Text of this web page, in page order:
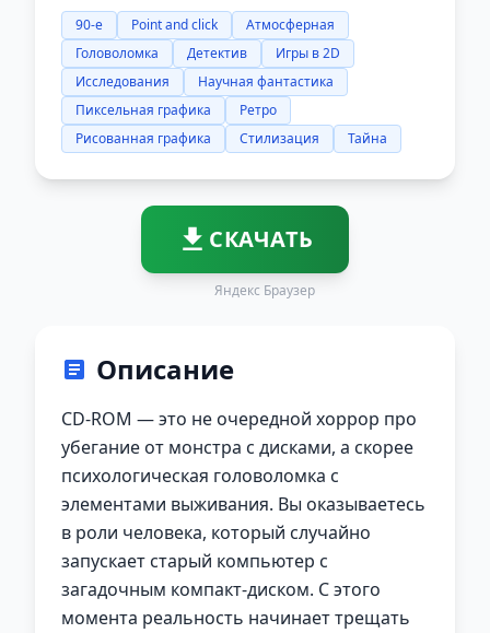
90-е Point and click
Атмосферная
Головоломка
Детектив
Игры в 2D
Исследования
Научная фантастика
Пиксельная графика
Ретро
Рисованная графика
Стилизация Тайна
СКАЧАТЬ
Яндекс Браузер
Описание
CD-ROM — это не очередной хоррор про
убегание от монстра с дисками, а скорее
психологическая головоломка с
элементами выживания. Вы оказываетесь
в роли человека, который случайно
запускает старый компьютер с
загадочным компакт-диском. С этого
момента реальность начинает трещать